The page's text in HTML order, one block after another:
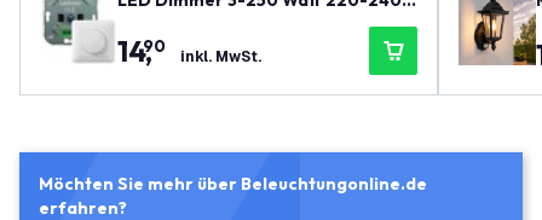
- Phasenabschnitt - Universal - Ko
mplett
14,
90 inkl. MwSt.
Möchten Sie mehr über Beleuchtungonline.de
erfahren?